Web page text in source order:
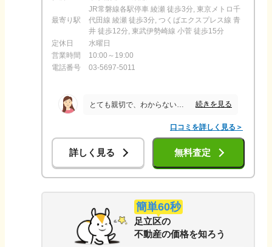
最寄り駅
JR常磐線各駅停車 綾瀬 徒歩3分, 東京メトロ千
代田線 綾瀬 徒歩3分, つくばエクスプレス線 青
井 徒歩12分, 東武伊勢崎線 小菅 徒歩15分
定休日
水曜日
営業時間
10:00～19:00
電話番号
03-5697-5011
続きを見る
口コミを詳しく見る＞
詳しく見る 無料査定
簡単60秒
足立区の
不動産の価格を知ろう